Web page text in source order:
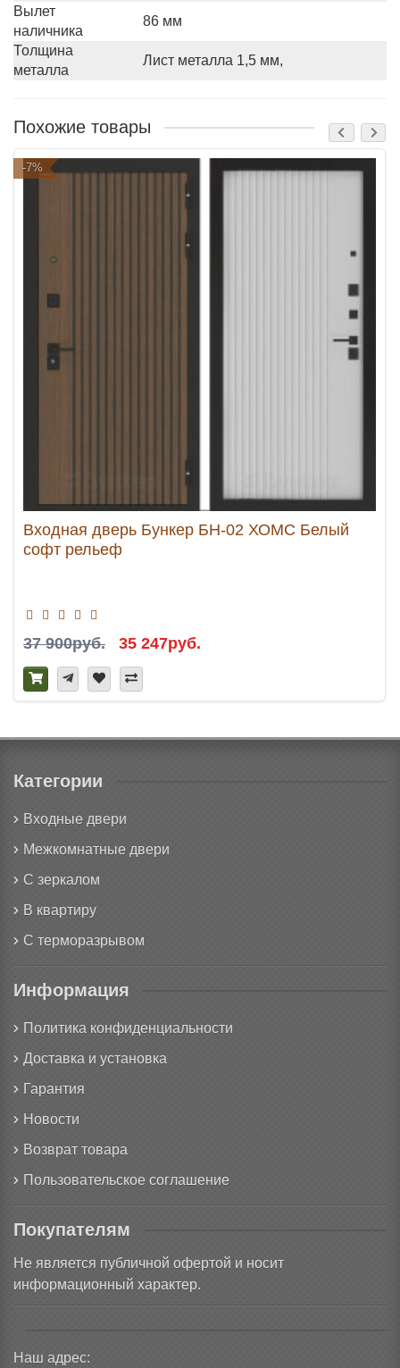
Вылет
наличника
86 мм
Толщина
металла
Лист металла 1,5 мм,
Похожие товары
-7%
Входная дверь Бункер БН-02 ХОМС Белый
софт рельеф
37 900руб. 35 247руб.
Категории
Входные двери
Межкомнатные двери
С зеркалом
В квартиру
С терморазрывом
Информация
Политика конфиденциальности
Доставка и установка
Гарантия
Новости
Возврат товара
Пользовательское соглашение
Покупателям
Не является публичной офертой и носит
информационный характер.
Наш адрес: